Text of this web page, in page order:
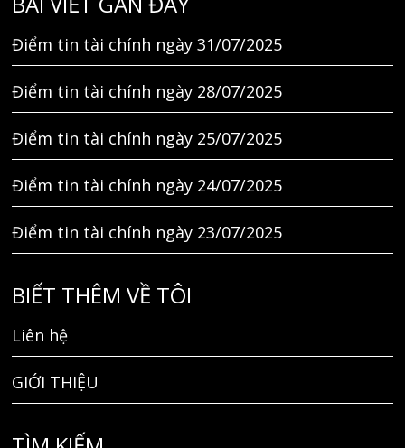
Điểm tin tài chính ngày 31/07/2025
Điểm tin tài chính ngày 28/07/2025
Điểm tin tài chính ngày 25/07/2025
Điểm tin tài chính ngày 24/07/2025
Điểm tin tài chính ngày 23/07/2025
BIẾT THÊM VỀ TÔI
Liên hệ
GIỚI THIỆU